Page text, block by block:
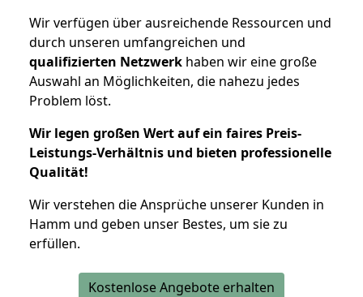
Wir verfügen über ausreichende Ressourcen und
durch unseren umfangreichen und
qualifizierten Netzwerk haben wir eine große
Auswahl an Möglichkeiten, die nahezu jedes
Problem löst.
Wir legen großen Wert auf ein faires Preis-
Leistungs-Verhältnis und bieten professionelle
Qualität!
Wir verstehen die Ansprüche unserer Kunden in
Hamm und geben unser Bestes, um sie zu
erfüllen.
Kostenlose Angebote erhalten